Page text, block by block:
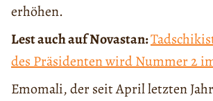
erhöhen.
Lest auch auf Novastan:
des Präsidenten wird Nummer 2
Emomali, der seit April letzten